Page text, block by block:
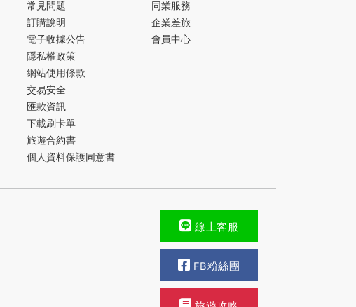
常見問題
訂購說明
電子收據公告
隱私權政策
網站使用條款
交易安全
匯款資訊
下載刷卡單
旅遊合約書
個人資料保護同意書
同業服務
企業差旅
會員中心
線上客服
FB粉絲團